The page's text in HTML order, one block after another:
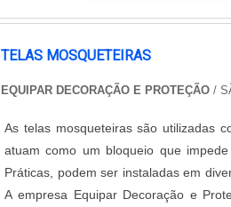
TELAS MOSQUETEIRAS
EQUIPAR DECORAÇÃO E PROTEÇÃO/
As telas mosqueteiras são utilizadas
atuam como um bloqueio que
Práticas, podem ser instaladas em
A empresa Equipar Decoração e